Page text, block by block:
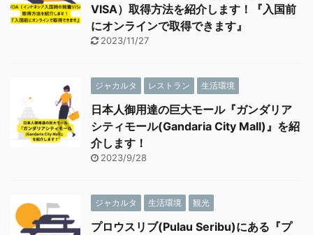
VISA）取得方法を紹介します！『入国前
にオンラインで取得できます』
2023/11/27
ジャカルタ レストラン 生活環境
日本人御用達の巨大モール『ガンダリア
シティモール(Gandaria City Mall)』を紹
介します！
2023/9/28
ジャカルタ 生活環境 観光
プロウスリブ(Pulau Seribu)にある『プ